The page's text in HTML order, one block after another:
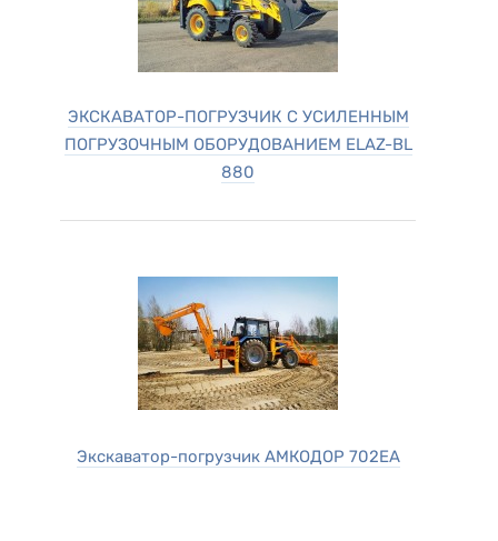
ЭКСКАВАТОР-ПОГРУЗЧИК С УСИЛЕННЫМ
ПОГРУЗОЧНЫМ ОБОРУДОВАНИЕМ ELAZ-BL
880
Экскаватор-погрузчик АМКОДОР 702ЕА